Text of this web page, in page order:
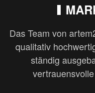
Das Team von
qualitativ
ständig